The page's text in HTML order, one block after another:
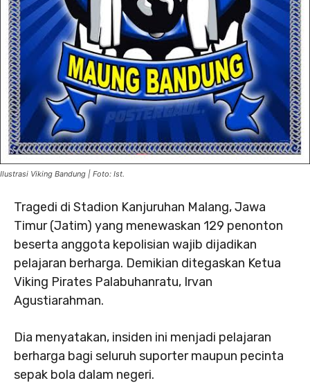
Ilustrasi Viking Bandung | Foto: Ist.
Tragedi di Stadion Kanjuruhan Malang, Jawa
Timur (Jatim) yang menewaskan 129 penonton
beserta anggota kepolisian wajib dijadikan
pelajaran berharga. Demikian ditegaskan Ketua
Viking Pirates Palabuhanratu, Irvan
Agustiarahman.
Dia menyatakan, insiden ini menjadi pelajaran
berharga bagi seluruh suporter maupun pecinta
sepak bola dalam negeri.